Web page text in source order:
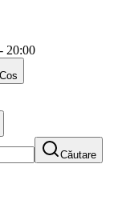
20:00
Cos
Căutare